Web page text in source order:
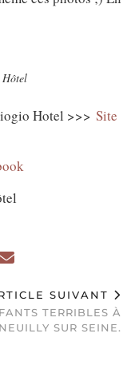
Hotel >>> Site
SUIVANT
TERRIBLES À
NEUILLY SUR SEINE.